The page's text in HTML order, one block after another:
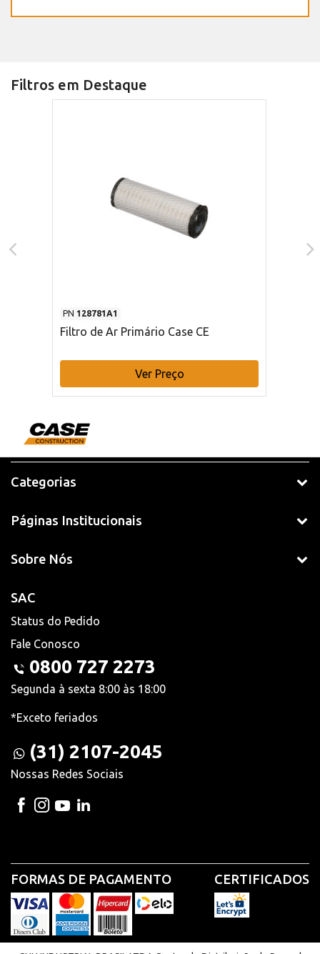
Filtros em Destaque
PN 128781A1
Filtro de Ar Primário Case CE
Ver Preço
Categorias
Páginas Institucionais
Sobre Nós
SAC
Status do Pedido
Fale Conosco
0800 727 2273
Segunda à sexta 8:00 às 18:00
*Exceto feriados
(31) 2107-2045
Nossas Redes Sociais
FORMAS DE PAGAMENTO CERTIFICADOS